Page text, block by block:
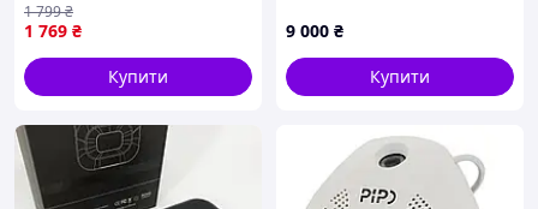
Кольорова й інфрачервона підсвітка
1 769 ₴
1 799₴
Купити
9 000 ₴
Купити